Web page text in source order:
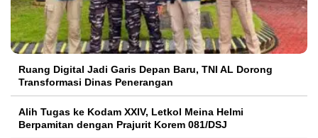
Ruang Digital Jadi Garis Depan Baru, TNI AL Dorong
Transformasi Dinas Penerangan
Alih Tugas ke Kodam XXIV, Letkol Meina Helmi
Berpamitan dengan Prajurit Korem 081/DSJ